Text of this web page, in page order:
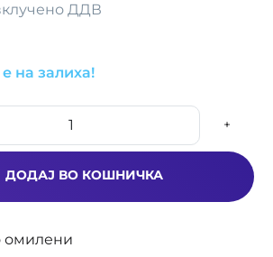
ДДВ
на залиха!
+
ДОДАЈ ВО КОШНИЧКА
омилени